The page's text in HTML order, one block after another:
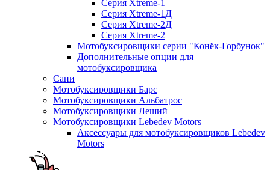
Серия Xtreme-1
Серия Xtreme-1Д
Серия Xtreme-2Д
Серия Xtreme-2
Мотобуксировщики серии "Конёк-Горбунок"
Дополнительные опции для
мотобуксировщика
Сани
Мотобуксировщики Барс
Мотобуксировщики Альбатрос
Мотобуксировщики Леший
Мотобуксировщики Lebedev Motors
Аксессуары для мотобуксировщиков Lebedev
Motors